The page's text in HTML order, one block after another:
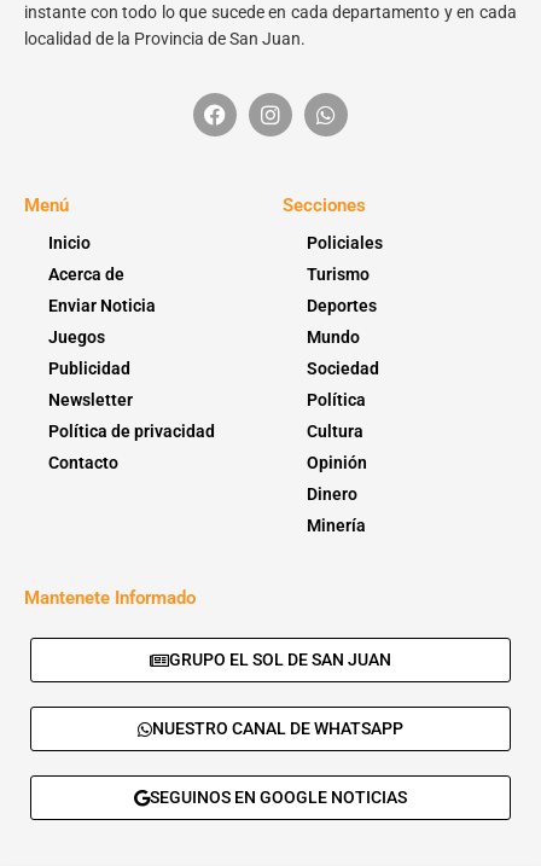
instante con todo lo que sucede en cada departamento y en cada
localidad de la Provincia de San Juan.
Menú
Inicio
Acerca de
Enviar Noticia
Juegos
Publicidad
Newsletter
Política de privacidad
Contacto
Secciones
Policiales
Turismo
Deportes
Mundo
Sociedad
Política
Cultura
Opinión
Dinero
Minería
Mantenete Informado
GRUPO EL SOL DE SAN JUAN
NUESTRO CANAL DE WHATSAPP
SEGUINOS EN GOOGLE NOTICIAS